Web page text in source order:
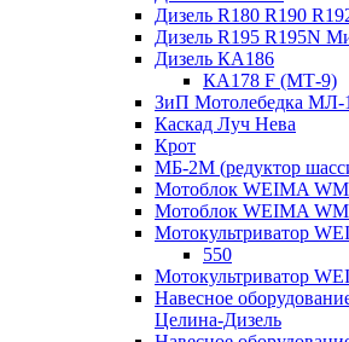
Дизель R180 R190
Дизель R195 R195N
Дизель КА186
КА178 F (МТ-9)
ЗиП Мотолебедка
Каскад Луч Нева
Крот
МБ-2М (редуктор
Мотоблок WEIMA WM
Мотоблок WEIMA
Мотокультриватор
550
Мотокультриватор
Навесное
Целина-Дизель